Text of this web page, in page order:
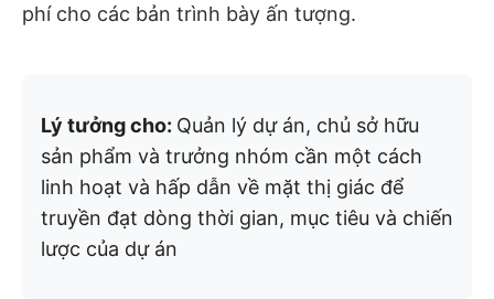
phí cho các bản trình bày ấn tượng.
Lý tưởng cho: Quản lý dự án, chủ sở hữu
sản phẩm và trưởng nhóm cần một cách
linh hoạt và hấp dẫn về mặt thị giác để
truyền đạt dòng thời gian, mục tiêu và chiến
lược của dự án